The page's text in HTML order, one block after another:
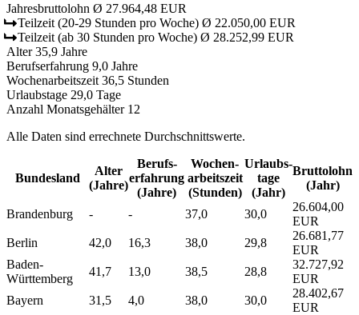
Jahresbruttolohn Ø 27.964,48 EUR
Teilzeit (20-29 Stunden pro Woche) Ø 22.050,00 EUR
Teilzeit (ab 30 Stunden pro Woche) Ø 28.252,99 EUR
Alter 35,9 Jahre
Berufserfahrung 9,0 Jahre
Wochenarbeitszeit 36,5 Stunden
Urlaubstage 29,0 Tage
Anzahl Monatsgehälter 12
Alle Daten sind errechnete Durchschnittswerte.
Bundesland
Alter
(Jahre)
Berufs­
erfahrung
(Jahre)
Wochen­
arbeitszeit
(Stunden)
Urlaubs­
tage
(Jahr)
Bruttolohn
(Jahr)
Brandenburg - - 37,0 30,0
26.604,00
EUR
Berlin
42,0 16,3 38,0 29,8
26.681,77
EUR
Baden-
Württemberg
41,7 13,0 38,5 28,8
32.727,92
EUR
Bayern
31,5 4,0 38,0 30,0
28.402,67
EUR